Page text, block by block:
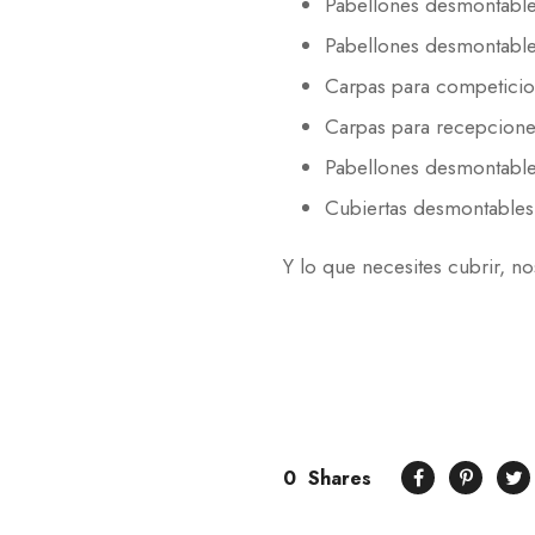
Pabellones
Carpas para
Carpas para
Pabellones
Cubiertas
Y lo que necesites cubrir,
0 Shares